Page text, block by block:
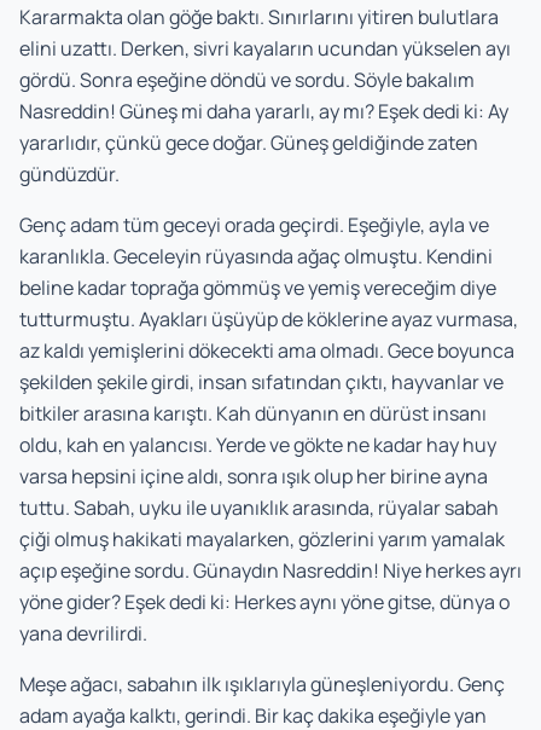
Kararmakta olan göğe baktı. Sınırlarını yitiren bulutlara
elini uzattı. Derken, sivri kayaların ucundan yükselen ayı
gördü. Sonra eşeğine döndü ve sordu. Söyle bakalım
Nasreddin! Güneş mi daha yararlı, ay mı? Eşek dedi ki: Ay
yararlıdır, çünkü gece doğar. Güneş geldiğinde zaten
gündüzdür.
Genç adam tüm geceyi orada geçirdi. Eşeğiyle, ayla ve
karanlıkla. Geceleyin rüyasında ağaç olmuştu. Kendini
beline kadar toprağa gömmüş ve yemiş vereceğim diye
tutturmuştu. Ayakları üşüyüp de köklerine ayaz vurmasa,
az kaldı yemişlerini dökecekti ama olmadı. Gece boyunca
şekilden şekile girdi, insan sıfatından çıktı, hayvanlar ve
bitkiler arasına karıştı. Kah dünyanın en dürüst insanı
oldu, kah en yalancısı. Yerde ve gökte ne kadar hay huy
varsa hepsini içine aldı, sonra ışık olup her birine ayna
tuttu. Sabah, uyku ile uyanıklık arasında, rüyalar sabah
çiği olmuş hakikati mayalarken, gözlerini yarım yamalak
açıp eşeğine sordu. Günaydın Nasreddin! Niye herkes ayrı
yöne gider? Eşek dedi ki: Herkes aynı yöne gitse, dünya o
yana devrilirdi.
Meşe ağacı, sabahın ilk ışıklarıyla güneşleniyordu. Genç
adam ayağa kalktı, gerindi. Bir kaç dakika eşeğiyle yan